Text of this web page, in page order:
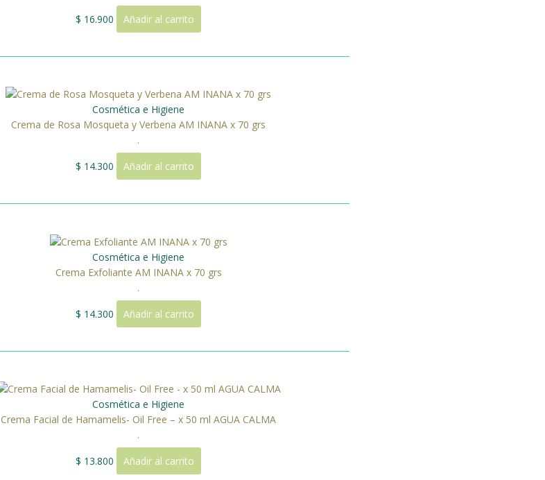
$ 16.900 Añadir al carrito
Cosmética e Higiene
Crema de Rosa Mosqueta y Verbena AM INANA x 70 grs
.
$ 14.300 Añadir al carrito
Cosmética e Higiene
Crema Exfoliante AM INANA x 70 grs
.
$ 14.300 Añadir al carrito
Cosmética e Higiene
Crema Facial de Hamamelis- Oil Free – x 50 ml AGUA CALMA
.
$ 13.800 Añadir al carrito